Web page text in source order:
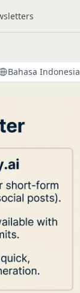
Bahasa Indonesia